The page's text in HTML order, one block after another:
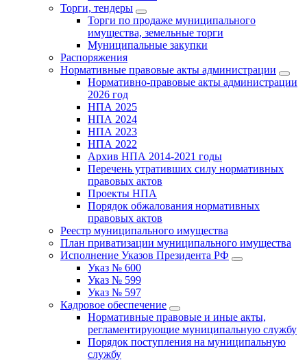
Торги, тендеры
Торги по продаже муниципального
имущества, земельные торги
Муниципальные закупки
Распоряжения
Нормативные правовые акты администрации
Нормативно-правовые акты администрации
2026 год
НПА 2025
НПА 2024
НПА 2023
НПА 2022
Архив НПА 2014-2021 годы
Перечень утративших силу нормативных
правовых актов
Проекты НПА
Порядок обжалования нормативных
правовых актов
Реестр муниципального имущества
План приватизации муниципального имущества
Исполнение Указов Президента РФ
Указ № 600
Указ № 599
Указ № 597
Кадровое обеспечение
Нормативные правовые и иные акты,
регламентирующие муниципальную службу
Порядок поступления на муниципальную
службу